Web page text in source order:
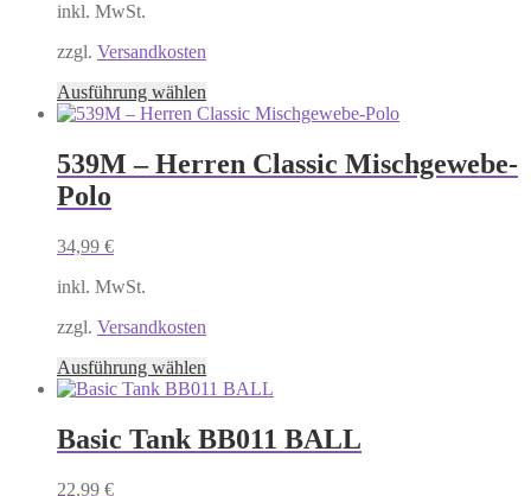
werden
inkl. MwSt.
zzgl. Versandkosten
Ausführung wählen
Produkt
mehrere
Varianten
werden
539M – Herren Classic Mischgewebe-
Polo
34,99 €
inkl. MwSt.
zzgl. Versandkosten
Ausführung wählen
Produkt
mehrere
Varianten
Basic Tank BB011 BALL
22,99 €